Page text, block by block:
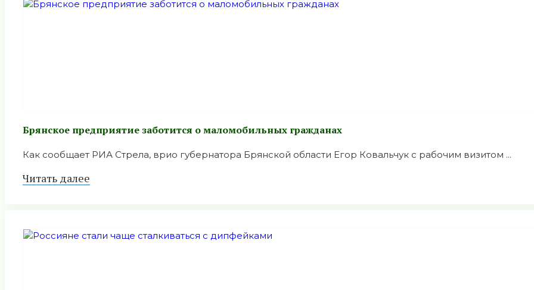
Брянское предприятие заботится о маломобильных гражданах
Как сообщает РИА Стрела, врио губернатора Брянской области Егор Ковальчук с рабочим визитом ...
Читать далее